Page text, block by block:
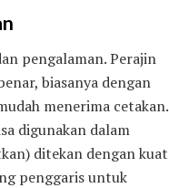
pengalaman. Perajin
biasanya dengan
menerima cetakan.
digunakan dalam
ditekan dengan kuat
penggaris untuk